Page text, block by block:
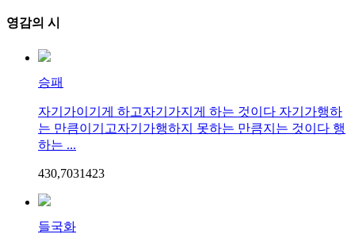
영감의 시
승패
자기가이기게 하고자기가지게 하는 것이다 자기가행하
는 만큼이기고자기가행하지 못하는 만큼지는 것이다 행
하는 ...
430,7031423
들국화